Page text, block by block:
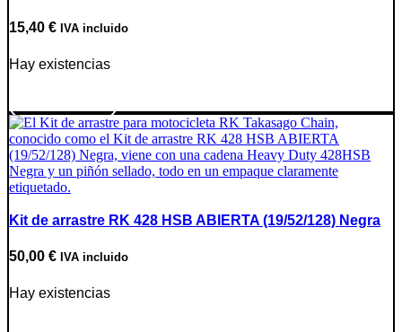
15,40 € IVA incluido
Hay existencias
Kit de arrastre RK 428 HSB ABIERTA (19/52/128) Negra
50,00 € IVA incluido
Hay existencias